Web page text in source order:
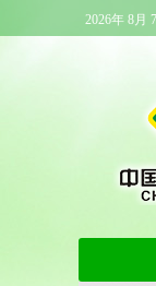
2026年 8月